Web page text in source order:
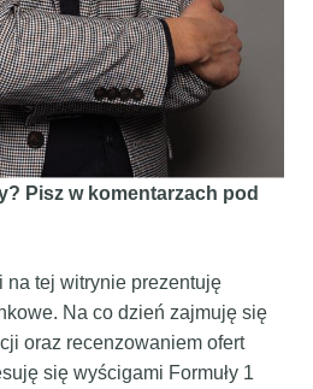
Pisz w komentarzach pod
na tej witrynie prezentuję
Na co dzień zajmuję się
oraz recenzowaniem ofert
się wyścigami Formuły 1